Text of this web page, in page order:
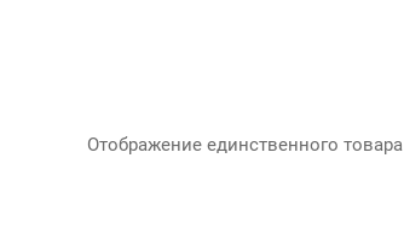
Отображение единственного товара